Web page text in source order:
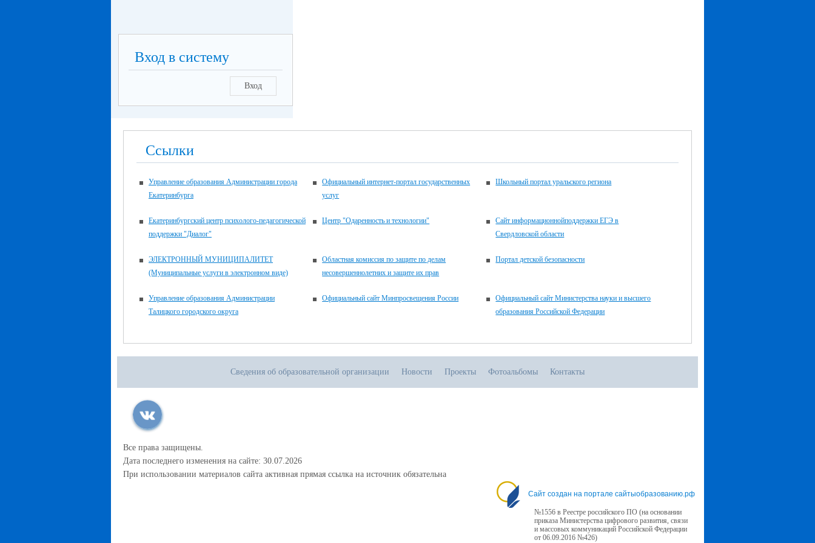
Вход в систему
Вход
Ссылки
Управление образования Администрации города
Екатеринбурга
Официальный интернет-портал государственных
услуг
Школьный портал уральского региона
Екатеринбургский центр психолого-педагогической
поддержки "Диалог"
Центр "Одаренность и технологии"
Сайт информационнойподдержки ЕГЭ в
Свердловской области
ЭЛЕКТРОННЫЙ МУНИЦИПАЛИТЕТ
(Муниципальные услуги в электронном виде)
Областная комиссия по защите по делам
несовершеннолетних и защите их прав
Портал детской безопасности
Управление образования Администрации
Талицкого городского округа
Официальный сайт Минпросвещения России
Официальный сайт Министерства науки и высшего
образования Российской Федерации
Сведения об образовательной организации Новости Проекты Фотоальбомы Контакты
Все права защищены.
Дата последнего изменения на сайте: 30.07.2026
При использовании материалов сайта активная прямая ссылка на источник обязательна
Сайт создан на портале сайтыобразованию.рф
№1556 в Реестре российского ПО (на основании
приказа Министерства цифрового развития, связи
и массовых коммуникаций Российской Федерации
от 06.09.2016 №426)